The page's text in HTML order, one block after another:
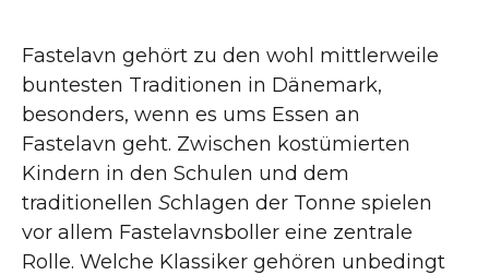
Fastelavn gehört zu den wohl mittlerweile
buntesten Traditionen in Dänemark,
besonders, wenn es ums Essen an
Fastelavn geht. Zwischen kostümierten
Kindern in den Schulen und dem
traditionellen Schlagen der Tonne spielen
vor allem Fastelavnsboller eine zentrale
Rolle. Welche Klassiker gehören unbedingt